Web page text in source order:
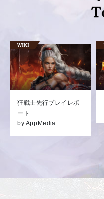
狂戦士先行プレイレポ
ート
by AppMedia